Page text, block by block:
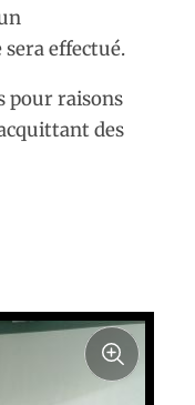
effectué.
pour raisons
des